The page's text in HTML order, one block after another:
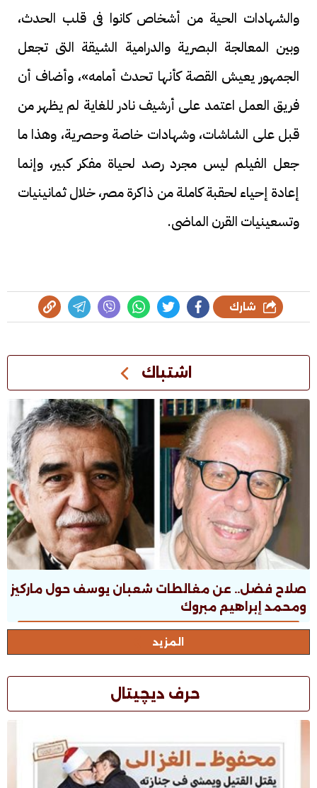
والشهادات الحية من أشخاص كانوا فى قلب الحدث،
وبين المعالجة البصرية والدرامية الشيقة التى تجعل
الجمهور يعيش القصة كأنها تحدث أمامه»، وأضاف أن
فريق العمل اعتمد على أرشيف نادر للغاية لم يظهر من
قبل على الشاشات، وشهادات خاصة وحصرية، وهذا ما
جعل الفيلم ليس مجرد رصد لحياة مفكر كبير، وإنما
إعادة إحياء لحقبة كاملة من ذاكرة مصر، خلال ثمانينيات
وتسعينيات القرن الماضى.
شارك
اشتباك
صلاح فضل.. عن مغالطات شعبان يوسف حول ماركيز
ومحمد إبراهيم مبروك
المزيد
حرف ديچيتال